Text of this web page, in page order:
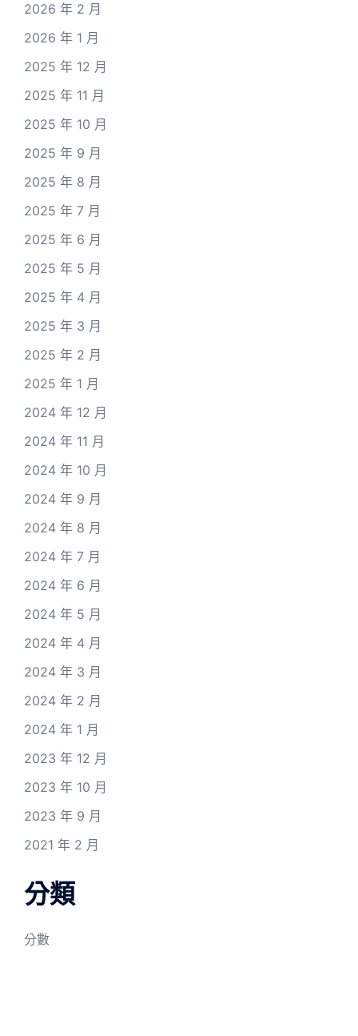
2026 年 2 月
2026 年 1 月
2025 年 12 月
2025 年 11 月
2025 年 10 月
2025 年 9 月
2025 年 8 月
2025 年 7 月
2025 年 6 月
2025 年 5 月
2025 年 4 月
2025 年 3 月
2025 年 2 月
2025 年 1 月
2024 年 12 月
2024 年 11 月
2024 年 10 月
2024 年 9 月
2024 年 8 月
2024 年 7 月
2024 年 6 月
2024 年 5 月
2024 年 4 月
2024 年 3 月
2024 年 2 月
2024 年 1 月
2023 年 12 月
2023 年 10 月
2023 年 9 月
2021 年 2 月
分類
分數